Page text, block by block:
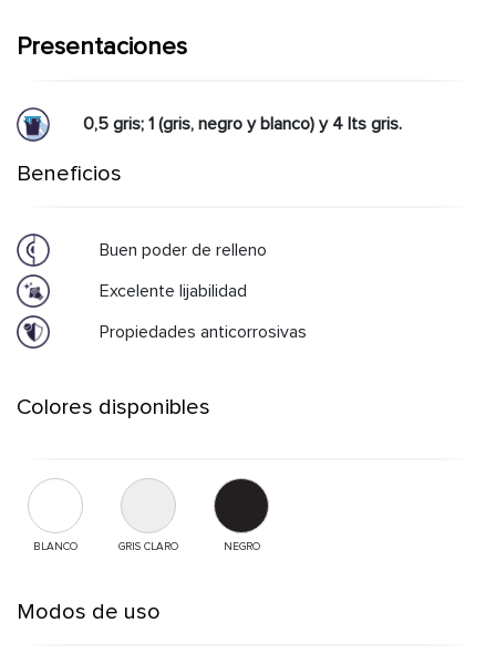
Presentaciones
0,5 gris; 1 (gris, negro y blanco) y 4 lts gris.
Beneficios
Buen poder de relleno
Excelente lijabilidad
Propiedades anticorrosivas
Colores disponibles
BLANCO GRIS CLARO NEGRO
Modos de uso